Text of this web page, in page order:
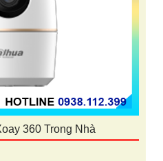
360 Trong Nhà